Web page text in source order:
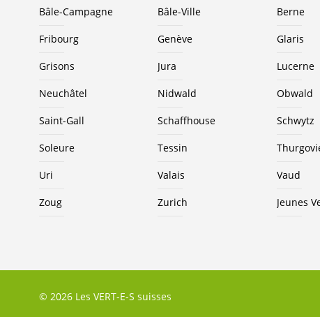
Bâle-Campagne Bâle-Ville Berne
Fribourg Genève Glaris
Grisons Jura Lucerne
Neuchâtel Nidwald Obwald
Saint-Gall Schaffhouse Schwytz
Soleure Tessin
Uri Valais Vaud
Zoug Zurich Jeunes
© 2026 Les VERT-E-S suisses